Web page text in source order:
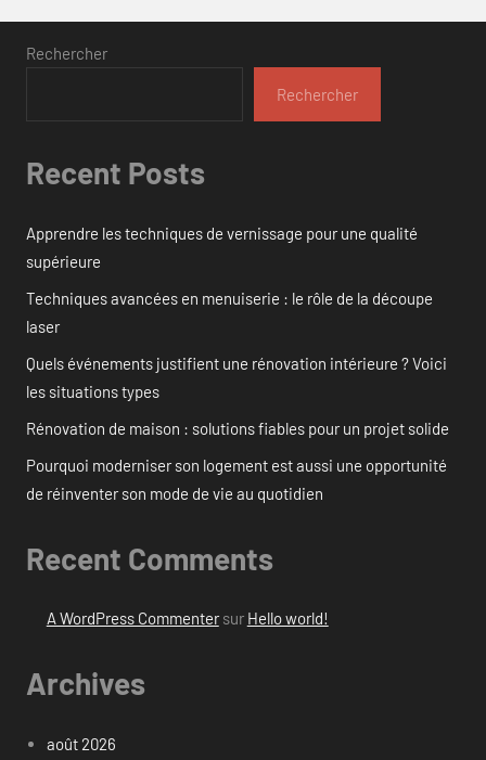
Rechercher
Rechercher
Recent Posts
Apprendre les techniques de vernissage pour une qualité
supérieure
Techniques avancées en menuiserie : le rôle de la découpe
laser
Quels événements justifient une rénovation intérieure ? Voici
les situations types
Rénovation de maison : solutions fiables pour un projet solide
Pourquoi moderniser son logement est aussi une opportunité
de réinventer son mode de vie au quotidien
Recent Comments
A WordPress Commentersur Hello world!
Archives
août 2026